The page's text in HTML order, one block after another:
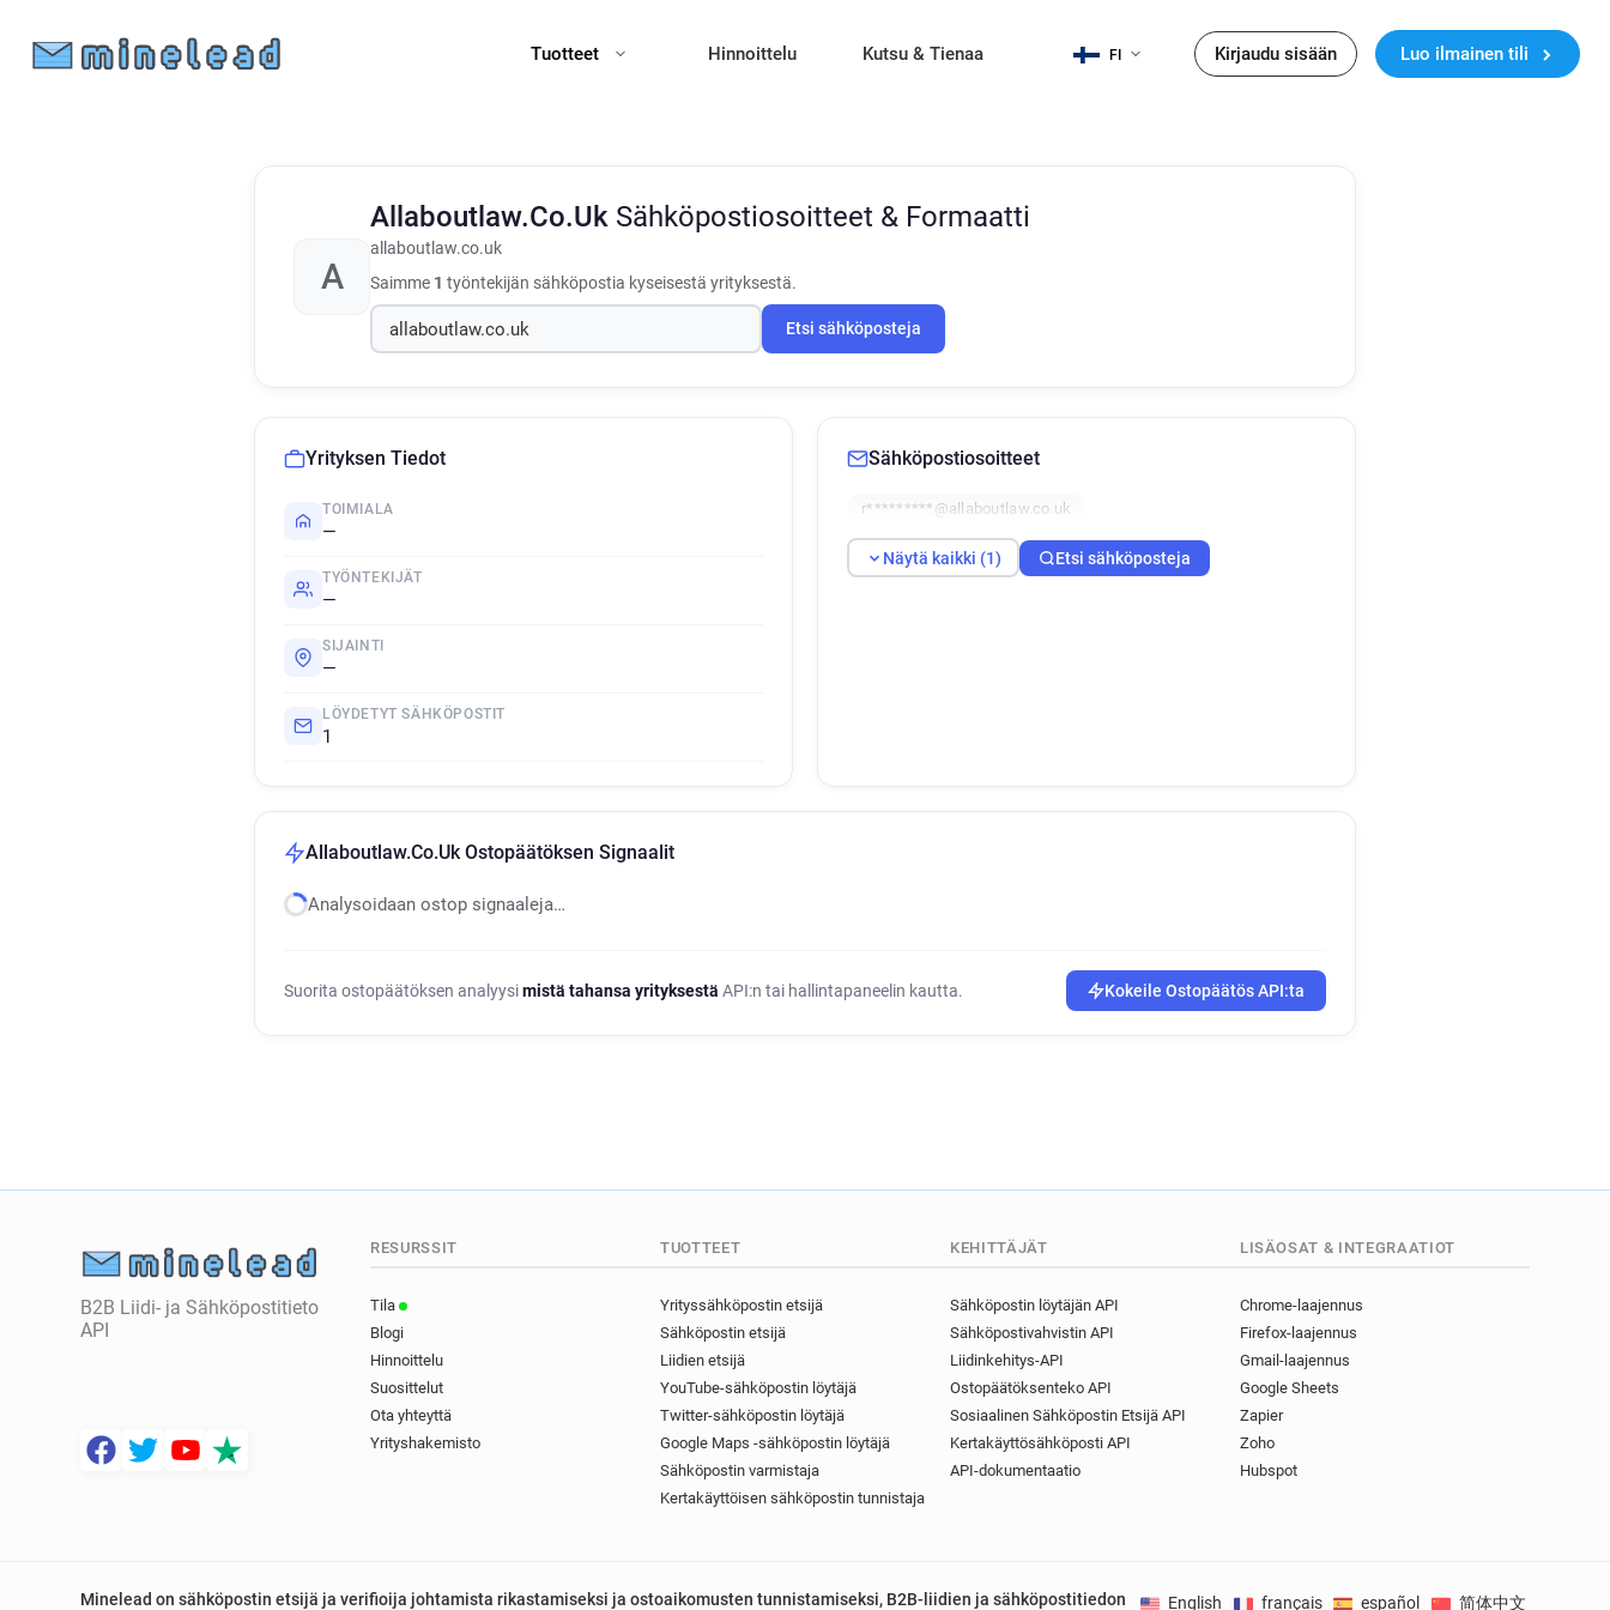
Tuotteet Hinnoittelu Kutsu & Tienaa FI Kirjaudu sisään Luo ilmainen tili
A
Allaboutlaw.Co.Uk Sähköpostiosoitteet & Formaatti
allaboutlaw.co.uk
Saimme 1 työntekijän sähköpostia kyseisestä yrityksestä.
Etsi sähköposteja
Yrityksen Tiedot
TOIMIALA
—
TYÖNTEKIJÄT
—
SIJAINTI
—
LÖYDETYT SÄHKÖPOSTIT
1
Sähköpostiosoitteet
r*********@allaboutlaw.co.uk
Näytä kaikki (1) Etsi sähköposteja
Allaboutlaw.Co.Uk Ostopäätöksen Signaalit
Analysoidaan ostop signaaleja…
Suorita ostopäätöksen analyysimistä tahansa yrityksestä API:n tai hallintapaneelin kautta. Kokeile Ostopäätös API:ta
B2B Liidi- ja Sähköpostitieto
API
RESURSSIT
Tila
Blogi
Hinnoittelu
Suosittelut
Ota yhteyttä
Yrityshakemisto
TUOTTEET
Yrityssähköpostin etsijä
Sähköpostin etsijä
Liidien etsijä
YouTube-sähköpostin löytäjä
Twitter-sähköpostin löytäjä
Google Maps -sähköpostin löytäjä
Sähköpostin varmistaja
Kertakäyttöisen sähköpostin tunnistaja
KEHITTÄJÄT
Sähköpostin löytäjän API
Sähköpostivahvistin API
Liidinkehitys-API
Ostopäätöksenteko API
Sosiaalinen Sähköpostin Etsijä API
Kertakäyttösähköposti API
API-dokumentaatio
LISÄOSAT & INTEGRAATIOT
Chrome-laajennus
Firefox-laajennus
Gmail-laajennus
Google Sheets
Zapier
Zoho
Hubspot
Minelead on sähköpostin etsijä ja verifioija johtamista rikastamiseksi ja ostoaikomusten tunnistamiseksi, B2B-liidien ja sähköpostitiedon
English français español 简体中文